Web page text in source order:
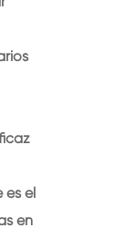
es el
en